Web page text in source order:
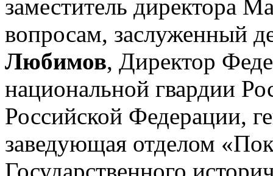
заместитель директора
вопросам, заслуженный
Любимов, Директор
национальной гвардии
Российской Федерации,
заведующая отделом
Государственного